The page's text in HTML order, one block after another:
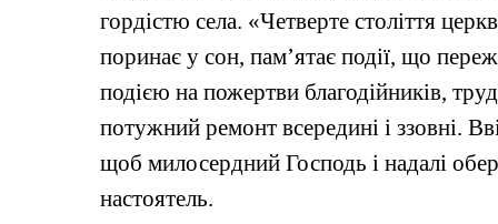
гордістю села. «Четверте століття
поринає у сон, пам’ятає події, що
подією на пожертви благодійників,
потужний ремонт всередині і ззовні.
щоб милосердний Господь і надалі
настоятель.